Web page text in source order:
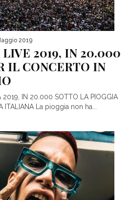
2019
2019, IN 20.000
IL CONCERTO IN
2019, IN 20.000 SOTTO LA PIOGGIA
ITALIANA La pioggia non ha...